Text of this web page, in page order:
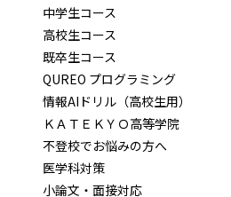
中学生コース
高校生コース
既卒生コース
QUREO プログラミング
情報AIドリル（高校生用）
ＫＡＴＥＫＹＯ高等学院
不登校でお悩みの方へ
医学科対策
小論文・面接対応